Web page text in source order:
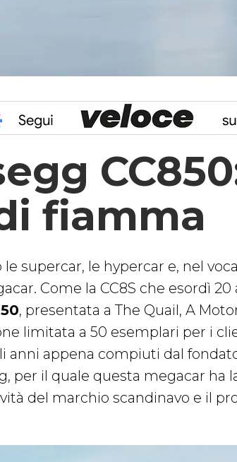
fiamma
le supercar, le hypercar e, nel
Come la CC8S che esordì 20
, presentata a The Quail, A
limitata a 50 esemplari per i
anni appena compiuti dal
per il quale questa megacar ha
del marchio scandinavo e il